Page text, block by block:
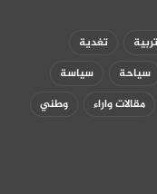
تغدية
سياحة
سياسة
مقالات واراء وطني